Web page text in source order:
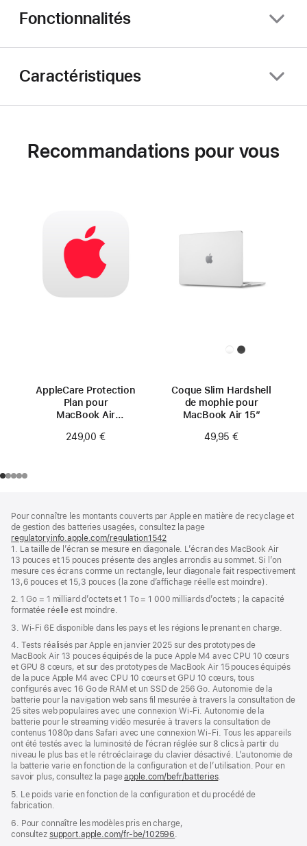
Fonctionnalités
Caractéristiques
Recommandations pour vous
AppleCare Protection
Plan pour
MacBook Air
249,00 €
Coque Slim Hardshell
de mophie pour
MacBook Air 15″
49,95 €
de
page
de
bas
de
page
Pour connaître les montants couverts par Apple en matière de recyclage et
de gestion des batteries usagées, consultez la page
regulatoryinfo.apple.com/regulation1542
dans
une
nouvelle
fenêtre)
1. La taille de l’écran se mesure en diagonale. L’écran des MacBook Air
13 pouces et 15 pouces présente des angles arrondis au sommet. Si l’on
mesure ces écrans comme un rectangle, leur diagonale fait respectivement
13,6 pouces et 15,3 pouces (la zone d’affichage réelle est moindre).
2. 1 Go = 1 milliard d’octets et 1 To = 1 000 milliards d’octets ; la capacité
formatée réelle est moindre.
3. Wi-Fi 6E disponible dans les pays et les régions le prenant en charge.
4. Tests réalisés par Apple en janvier 2025 sur des prototypes de
MacBook Air 13 pouces équipés de la puce Apple M4 avec CPU 10 cœurs
et GPU 8 cœurs, et sur des prototypes de MacBook Air 15 pouces équipés
de la puce Apple M4 avec CPU 10 cœurs et GPU 10 cœurs, tous
configurés avec 16 Go de RAM et un SSD de 256 Go. Autonomie de la
batterie pour la navigation web sans fil mesurée à travers la consultation de
25 sites web populaires avec une connexion Wi-Fi. Autonomie de la
batterie pour le streaming vidéo mesurée à travers la consultation de
contenus 1080p dans Safari avec une connexion Wi-Fi. Tous les appareils
ont été testés avec la luminosité de l’écran réglée sur 8 clics à partir du
niveau le plus bas et le rétroéclairage du clavier désactivé. L’autonomie de
la batterie varie en fonction de la configuration et de l’utilisation. Pour en
savoir plus, consultez la pageapple.com/befr/batteries.
5. Le poids varie en fonction de la configuration et du procédé de
fabrication.
6. Pour connaître les modèles pris en charge,
consultez support.apple.com/fr-be/102596